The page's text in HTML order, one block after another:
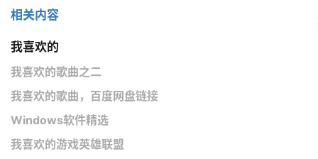
相关内容
我喜欢的
我喜欢的歌曲之二
我喜欢的歌曲，百度网盘链接
Windows软件精选
我喜欢的游戏英雄联盟